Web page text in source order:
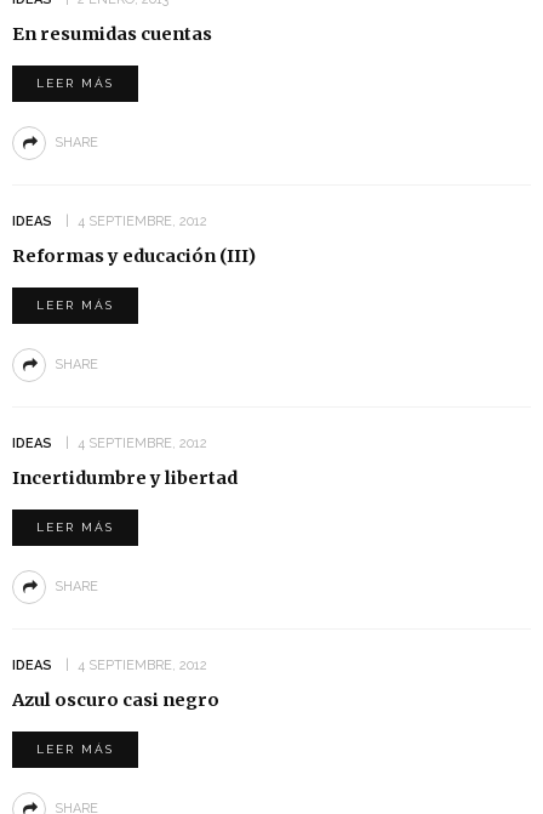
En resumidas cuentas
LEER MÁS
SHARE
IDEAS 4 SEPTIEMBRE, 2012
Reformas y educación (III)
LEER MÁS
SHARE
IDEAS 4 SEPTIEMBRE, 2012
Incertidumbre y libertad
LEER MÁS
SHARE
IDEAS 4 SEPTIEMBRE, 2012
Azul oscuro casi negro
LEER MÁS
SHARE